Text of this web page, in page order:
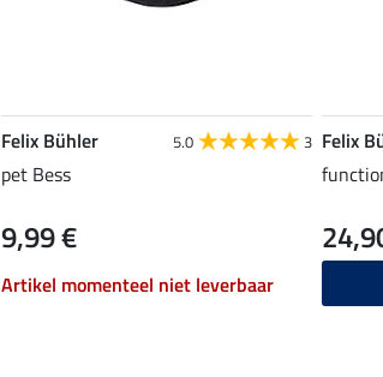
Felix Bühler 5.0 3
pet Bess
9,99 €
Artikel momenteel niet leverbaar
Felix